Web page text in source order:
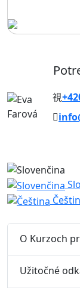
O Kurzoch
Užitočné